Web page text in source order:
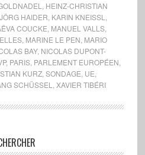
HEINZ-CHRISTIAN
JÖRG HAIDER KARIN KNEISSL
COUCKE MANUEL VALLS,
, MARINE LE PEN MARIO
BAY, NICOLAS DUPONT-
, PARIS, PARLEMENT EUROPÉEN
KURZ, SONDAGE UE
SCHÜSSEL XAVIER TIBÉRI